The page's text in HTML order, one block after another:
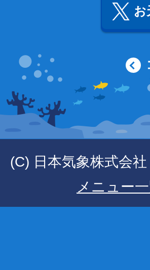
お
(C) 日本気象株式会社
メニュー